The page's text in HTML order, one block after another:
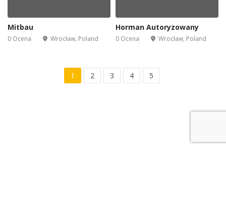
Mitbau
0 Ocena Wrocław, Poland
Horman Autoryzowany
0 Ocena Wrocław, Poland
1 2 3 4 5